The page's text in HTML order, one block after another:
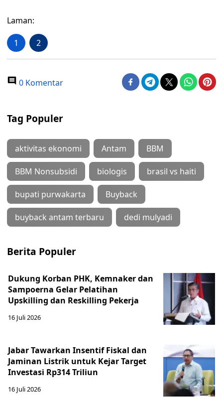
Laman:
1 2
0 Komentar
Tag Populer
aktivitas ekonomi Antam BBM
BBM Nonsubsidi biologis brasil vs haiti
bupati purwakarta Buyback
buyback antam terbaru dedi mulyadi
Berita Populer
Dukung Korban PHK, Kemnaker dan
Sampoerna Gelar Pelatihan
Upskilling dan Reskilling Pekerja
16 Juli 2026
Jabar Tawarkan Insentif Fiskal dan
Jaminan Listrik untuk Kejar Target
Investasi Rp314 Triliun
16 Juli 2026